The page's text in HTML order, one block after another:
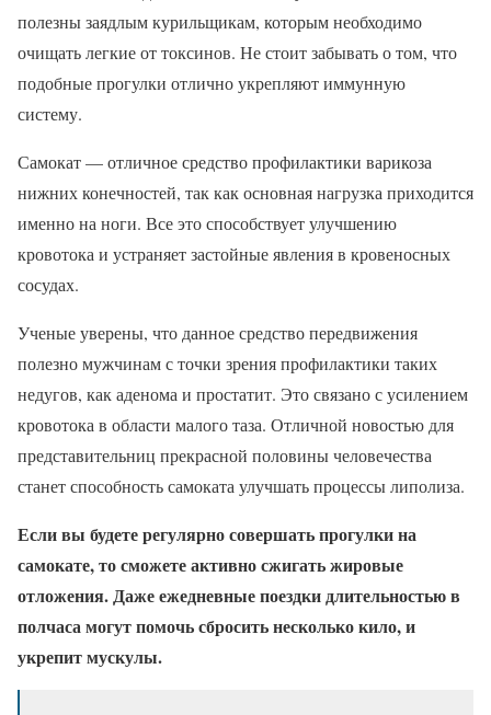
полезны заядлым курильщикам, которым необходимо
очищать легкие от токсинов. Не стоит забывать о том, что
подобные прогулки отлично укрепляют иммунную
систему.
Самокат — отличное средство профилактики варикоза
нижних конечностей, так как основная нагрузка приходится
именно на ноги. Все это способствует улучшению
кровотока и устраняет застойные явления в кровеносных
сосудах.
Ученые уверены, что данное средство передвижения
полезно мужчинам с точки зрения профилактики таких
недугов, как аденома и простатит. Это связано с усилением
кровотока в области малого таза. Отличной новостью для
представительниц прекрасной половины человечества
станет способность самоката улучшать процессы липолиза.
Если вы будете регулярно совершать прогулки на
самокате, то сможете активно сжигать жировые
отложения. Даже ежедневные поездки длительностью в
полчаса могут помочь сбросить несколько кило, и
укрепит мускулы.